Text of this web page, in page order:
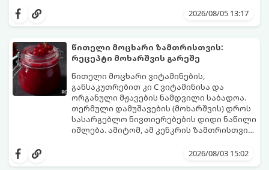
საოცრად დახვეწილ და მაგრილებელ
და მის მომზადებას მინიმალური
პორცია
2026/08/05 13:17
წითელი მოცხარი ზამთრისთვის:
რეცეპტი მოხარშვის გარეშე
წითელი მოცხარი ვიტამინების,
განსაკუთრებით კი C ვიტამინისა და
ორგანული მჟავების ნამდვილი საბადოა.
თერმული დამუშავების (მოხარშვის) დროს
სასარგებლო ნივთიერებების დიდი ნაწილი
იშლება. ამიტომ, ამ კენკრის ზამთრისთვის
მომზადებაა - მოხარშვის გარეშე.
ბუნებრივ, კაშკაშა გემოს, არომატს და
2026/08/03 15:02